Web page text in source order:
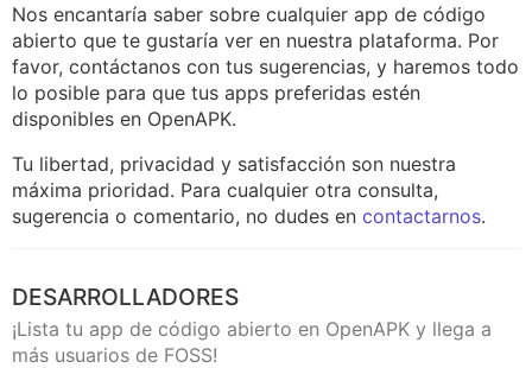
Nos encantaría saber sobre cualquier app de código
abierto que te gustaría ver en nuestra plataforma. Por
favor, contáctanos con tus sugerencias, y haremos todo
lo posible para que tus apps preferidas estén
disponibles en OpenAPK.
Tu libertad, privacidad y satisfacción son nuestra
máxima prioridad. Para cualquier otra consulta,
sugerencia o comentario, no dudes en contactarnos.
DESARROLLADORES
¡Lista tu app de código abierto en OpenAPK y llega a
más usuarios de FOSS!